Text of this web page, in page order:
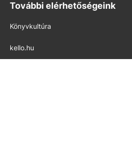
További elérhetőségeink
Könyvkultúra
kello.hu